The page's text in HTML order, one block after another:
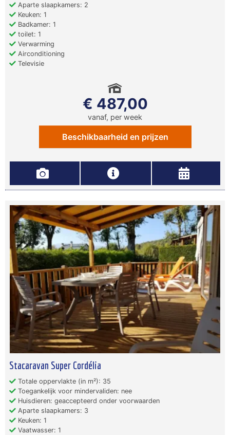
Aparte slaapkamers: 2
Keuken: 1
Badkamer: 1
toilet: 1
Verwarming
Airconditioning
Televisie
€ 487,00
vanaf, per week
Beschikbaarheid en prijzen
Stacaravan Super Cordélia
Totale oppervlakte (in m²): 35
Toegankelijk voor mindervaliden: nee
Huisdieren: geaccepteerd onder voorwaarden
Aparte slaapkamers: 3
Keuken: 1
Vaatwasser: 1